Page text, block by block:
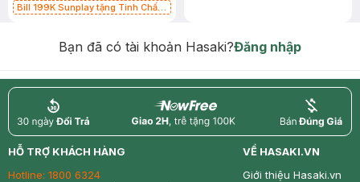
Bill 199K Sunplay tặng Tinh Chất
Bạn đã có tài khoản Hasaki?Đăng nhập
return nowfree price
HỖ TRỢ KHÁCH HÀNG
Hotline: 1800 6324
VỀ HASAKI.VN
Giới thiệu Hasaki.vn